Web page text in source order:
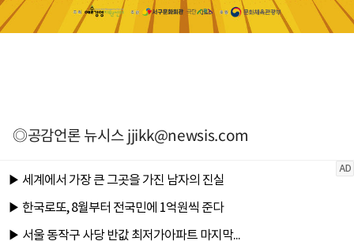
◎공감언론 뉴시스jjikk@newsis.com